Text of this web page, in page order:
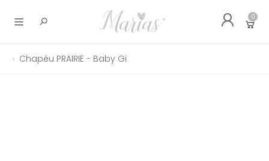
Abrir menu
0
Chapéu PRAIRIE - Baby Gi